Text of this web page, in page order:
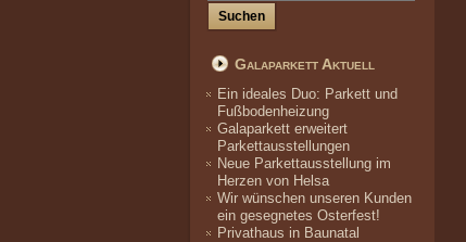
Galaparkett Aktuell
Ein ideales Duo: Parkett und
Fußbodenheizung
Galaparkett erweitert
Parkettausstellungen
Neue Parkettausstellung im
Herzen von Helsa
Wir wünschen unseren Kunden
ein gesegnetes Osterfest!
Privathaus in Baunatal